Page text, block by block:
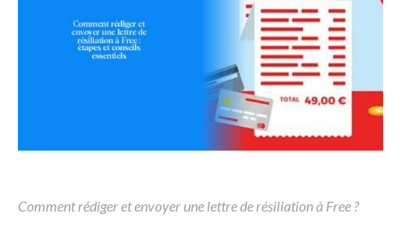
Comment rédiger et envoyer une lettre de résiliation à Free ?